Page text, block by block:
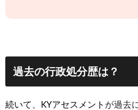
過去の行政処分歴は？
続いて、KYアセスメント が過去